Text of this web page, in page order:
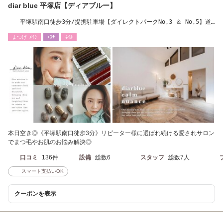
diar blue 平塚店【ディアブルー】
平塚駅南口徒歩3分/提携駐車場【ダイレクトパークNo,3 ＆ No,5】道
まつげ･ﾒｲｸ ｴｽﾃ ﾈｲﾙ
本日空き◎《平塚駅南口徒歩3分》リピーター様に選ばれ続ける愛されサロン
でまつ毛やお肌のお悩み解決◎
口コミ 136件 設備 総数6 スタッフ 総数7人
スマート支払いOK
クーポンを表示